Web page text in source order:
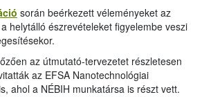
során beérkezett véleményeket az
helytálló észrevételeket figyelembe veszi
az útmutató-tervezetet részletesen
az EFSA Nanotechnológiai
ahol a NÉBIH munkatársa is részt vett.